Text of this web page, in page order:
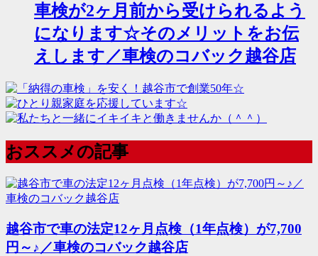
車検が2ヶ月前から受けられるよう
になります☆そのメリットをお伝
えします／車検のコバック越谷店
おススメの記事
越谷市で車の法定12ヶ月点検（1年点検）が7,700
円～♪／車検のコバック越谷店